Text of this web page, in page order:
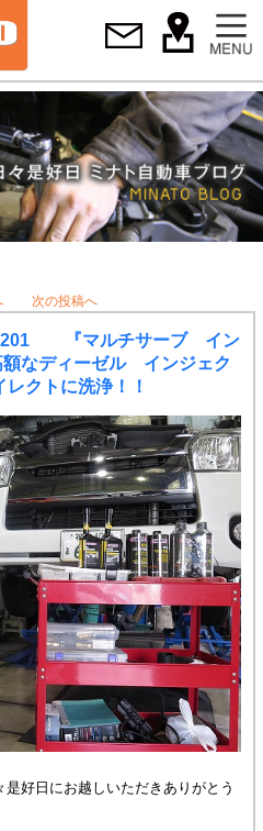
次の投稿へ
『マルチサーブ イン
額なディーゼル インジェク
クトに洗浄！！
好日にお越しいただきありがとう